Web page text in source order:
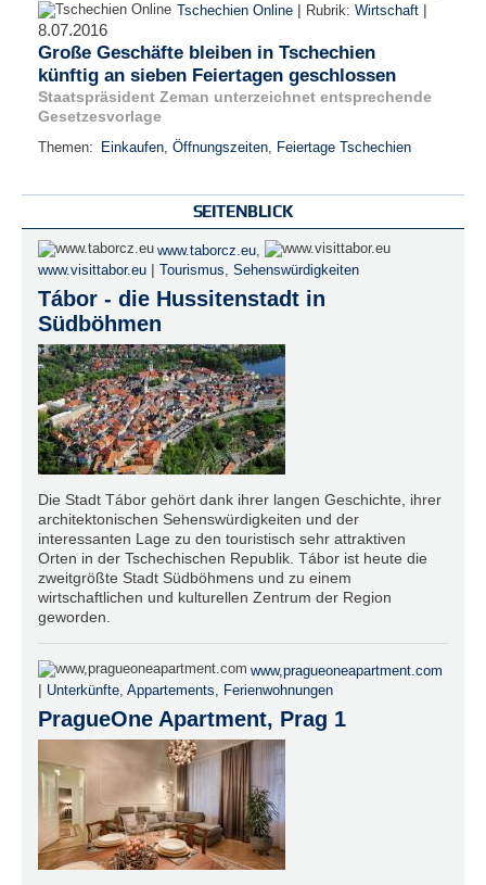
Tschechien Online | Rubrik: Wirtschaft |
8.07.2016
Große Geschäfte bleiben in Tschechien
künftig an sieben Feiertagen geschlossen
Staatspräsident Zeman unterzeichnet entsprechende
Gesetzesvorlage
Themen: Einkaufen, Öffnungszeiten, Feiertage Tschechien
SEITENBLICK
www.taborcz.eu,
www.visittabor.eu | Tourismus, Sehenswürdigkeiten
Tábor - die Hussitenstadt in
Südböhmen
Die Stadt Tábor gehört dank ihrer langen Geschichte, ihrer
architektonischen Sehenswürdigkeiten und der
interessanten Lage zu den touristisch sehr attraktiven
Orten in der Tschechischen Republik. Tábor ist heute die
zweitgrößte Stadt Südböhmens und zu einem
wirtschaftlichen und kulturellen Zentrum der Region
geworden.
www,pragueoneapartment.com
| Unterkünfte, Appartements, Ferienwohnungen
PragueOne Apartment, Prag 1